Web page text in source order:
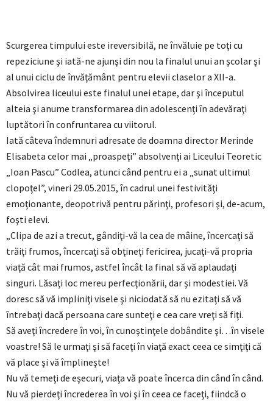
Scurgerea timpului este ireversibilă, ne învăluie pe toţi cu
repeziciune şi iată-ne ajunşi din nou la finalul unui an şcolar şi
al unui ciclu de învăţământ pentru elevii claselor a XII-a.
Absolvirea liceului este finalul unei etape, dar şi începutul
alteia şi anume transformarea din adolescenţi în adevăraţi
luptători în confruntarea cu viitorul.
Iată câteva îndemnuri adresate de doamna director Merinde
Elisabeta celor mai „proaspeţi” absolvenţi ai Liceului Teoretic
„Ioan Pascu” Codlea, atunci când pentru ei a „sunat ultimul
clopoţel”, vineri 29.05.2015, în cadrul unei festivităţi
emoţionante, deopotrivă pentru părinţi, profesori şi, de-acum,
foşti elevi.
„Clipa de azi a trecut, gândiţi-vă la cea de mâine, încercaţi să
trăiţi frumos, încercaţi să obţineţi fericirea, jucaţi-vă propria
viaţă cât mai frumos, astfel încât la final să vă aplaudaţi
singuri. Lăsaţi loc mereu perfecţionării, dar şi modestiei. Vă
doresc să vă impliniţi visele şi niciodată să nu ezitaţi să vă
întrebaţi dacă persoana care sunteţi e cea care vreţi să fiţi.
Să aveţi încredere în voi, în cunoştinţele dobândite şi…în visele
voastre! Să le urmaţi şi să faceţi în viaţă exact ceea ce simţiţi că
vă place şi vă împlineşte!
Nu vă temeţi de eşecuri, viaţa vă poate încerca din când în când.
Nu vă pierdeţi încrederea în voi şi în ceea ce faceţi, fiindcă o